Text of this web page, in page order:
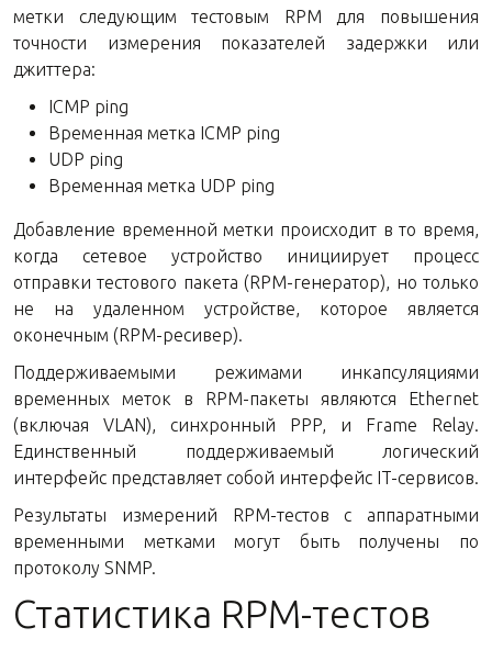
метки следующим тестовым RPM для повышения
точности измерения показателей задержки или
джиттера:
ICMP ping
Временная метка ICMP ping
UDP ping
Временная метка UDP ping
Добавление временной метки происходит в то время,
когда сетевое устройство инициирует процесс
отправки тестового пакета (RPM-генератор), но только
не на удаленном устройстве, которое является
оконечным (RPM-ресивер).
Поддерживаемыми режимами инкапсуляциями
временных меток в RPM-пакеты являются Ethernet
(включая VLAN), синхронный PPP, и Frame Relay.
Единственный поддерживаемый логический
интерфейс представляет собой интерфейс IT-сервисов.
Результаты измерений RPM-тестов с аппаратными
временными метками могут быть получены по
протоколу SNMP.
Статистика RPM-тестов